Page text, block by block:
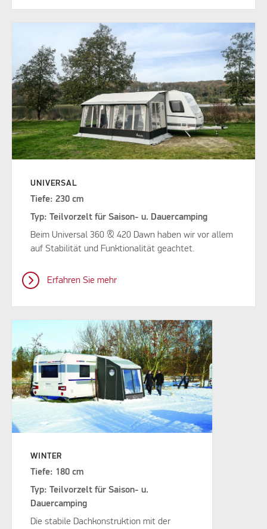
UNIVERSAL
Tiefe: 230 cm
Typ: Teilvorzelt für Saison- u. Dauercamping
Beim Universal 360 & 420 Dawn haben wir vor allem
auf Stabilität und Funktionalität geachtet.
Erfahren Sie mehr
WINTER
Tiefe: 180 cm
Typ: Teilvorzelt für Saison- u.
Dauercamping
Die stabile Dachkonstruktion mit der